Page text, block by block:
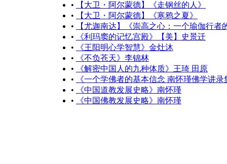
•
【大卫・阿尔蒙德】《走钢丝的人》
•
【大卫・阿尔蒙德】《寒鸦之夏》
•
【尤迦南达】《崇高之心：一个瑜伽行者
•
《利玛窦的记忆宫殿》【美】史景迁
•
《王阳明心学智慧》金灶沐
•
《不负苍天》李锦林
•
《解密中国人的九种体质》王琦 田原
•
《一个学佛者的基本信念 南怀瑾佛学讲录
•
《中国道教发展史略》南怀瑾
•
《中国佛教发展史略》南怀瑾